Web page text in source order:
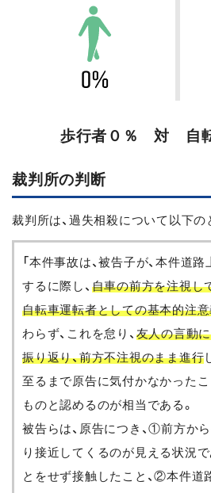
歩行者０％ 対 自
裁判所の判断
裁判所は、過失相殺について以下の
「本件事故は、被告子が、本件道
するに際し、 自車の前方を注視し
自転車運転者としての基本的注
わらず、これを怠り、 友人の言動
振り返り、前方不注視のまま進行
至るまで原告に気付かなかった
ものと認めるのが相当である。
被告らは、原告につき、①前方か
り接近してくるのが見える状況
とをせず接触したこと、②本件道